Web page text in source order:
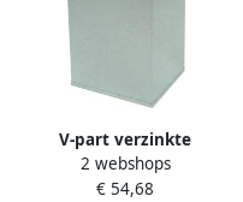
V-part verzinkte
binnenemmer voor
modulaire afvalbak 85 l en
2 webshops
€ 54,68